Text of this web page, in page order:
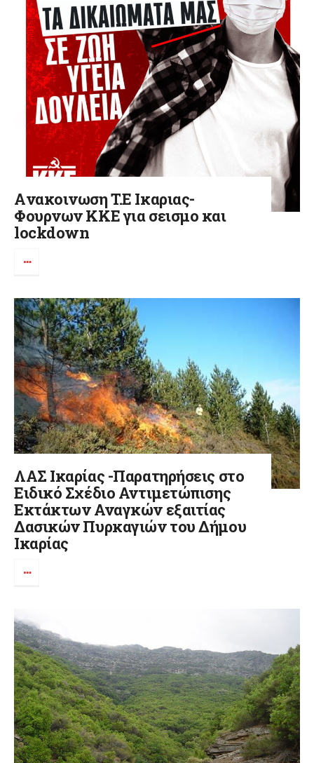
Aνακοινωση T.E Iκαριας-
Φουρνων ΚΚΕ για σεισμο και
lockdown
ΛΑΣ Ικαρίας -Παρατηρήσεις στο
Ειδικό Σχέδιο Αντιμετώπισης
Εκτάκτων Αναγκών εξαιτίας
Δασικών Πυρκαγιών του Δήμου
Ικαρίας